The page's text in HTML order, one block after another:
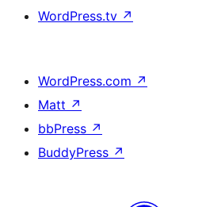
WordPress.tv ↗
WordPress.com ↗
Matt ↗
bbPress ↗
BuddyPress ↗